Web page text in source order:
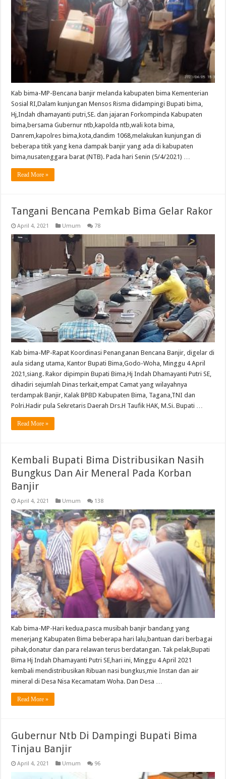
Kab bima-MP-Bencana banjir melanda kabupaten bima Kementerian
Sosial RI,Dalam kunjungan Mensos Risma didampingi Bupati bima,
Hj,Indah dhamayanti putri,SE. dan jajaran Forkompinda Kabupaten
bima,bersama Gubernur ntb,kapolda ntb,wali kota bima,
Danrem,kapolres bima,kota,dandim 1068,melakukan kunjungan di
beberapa titik yang kena dampak banjir yang ada di kabupaten
bima,nusatenggara barat (NTB). Pada hari Senin (5/4/2021) …
Read More »
Tangani Bencana Pemkab Bima Gelar Rakor
April 4, 2021 Umum 78
Kab bima-MP-Rapat Koordinasi Penanganan Bencana Banjir, digelar di
aula sidang utama, Kantor Bupati Bima,Godo-Woha, Minggu 4 April
2021,siang. Rakor dipimpin Bupati Bima,Hj Indah Dhamayanti Putri SE,
dihadiri sejumlah Dinas terkait,empat Camat yang wilayahnya
terdampak Banjir, Kalak BPBD Kabupaten Bima, Tagana,TNI dan
Polri.Hadir pula Sekretaris Daerah Drs.H Taufik HAK, M.Si. Bupati …
Read More »
Kembali Bupati Bima Distribusikan Nasih
Bungkus Dan Air Meneral Pada Korban
Banjir
April 4, 2021 Umum 138
Kab bima-MP-Hari kedua,pasca musibah banjir bandang yang
menerjang Kabupaten Bima beberapa hari lalu,bantuan dari berbagai
pihak,donatur dan para relawan terus berdatangan. Tak pelak,Bupati
Bima Hj Indah Dhamayanti Putri SE,hari ini, Minggu 4 April 2021
kembali mendistribusikan Ribuan nasi bungkus,mie Instan dan air
mineral di Desa Nisa Kecamatam Woha. Dan Desa …
Read More »
Gubernur Ntb Di Dampingi Bupati Bima
Tinjau Banjir
April 4, 2021 Umum 96